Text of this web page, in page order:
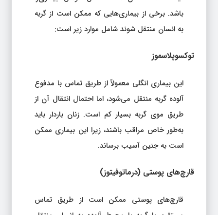
باشد. برخی از بیماری‌هایی که ممکن است از گربه
به انسان منتقل شوند شامل موارد زیر است:
توکسوپلاسموز
این بیماری انگلی معمولاً از طریق تماس با مدفوع
آلوده گربه منتقل می‌شود، اما احتمال انتقال آن از
طریق موی گربه بسیار کم است. زنان باردار باید
به‌طور خاص مراقب باشند، زیرا این بیماری ممکن
است به جنین آسیب برساند.
قارچ‌های پوستی (درماتوفیتوز)
قارچ‌های پوستی ممکن است از طریق تماس